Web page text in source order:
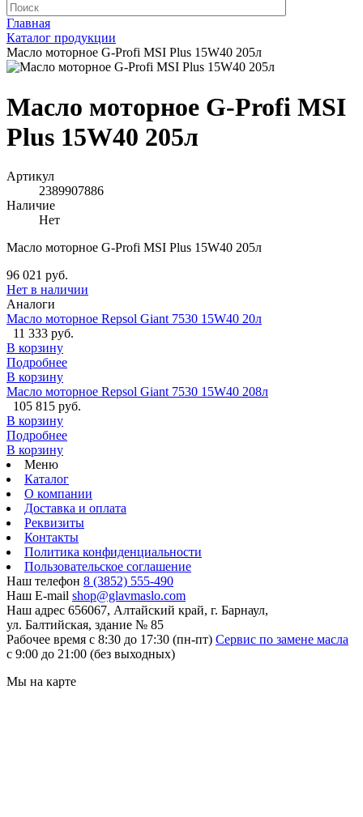
Главная
Каталог продукции
Масло моторное G-Profi MSI Plus 15W40 205л
Масло моторное G-Profi MSI
Plus 15W40 205л
Артикул
2389907886
Наличие
Нет
Масло моторное G-Profi MSI Plus 15W40 205л
96 021 руб.
Нет в наличии
Аналоги
Масло моторное Repsol Giant 7530 15W40 20л
11 333 руб.
В корзину
Подробнее
В корзину
Масло моторное Repsol Giant 7530 15W40 208л
105 815 руб.
В корзину
Подробнее
В корзину
Меню
Каталог
О компании
Доставка и оплата
Реквизиты
Контакты
Политика конфиденциальности
Пользовательское соглашение
Наш телефон 8 (3852) 555-490
Наш E-mail shop@glavmaslo.com
Наш адрес 656067, Алтайский край, г. Барнаул,
ул. Балтийская, здание № 85
Рабочее время с 8:30 до 17:30 (пн-пт) Сервис по замене масла
с 9:00 до 21:00 (без выходных)
Мы на карте